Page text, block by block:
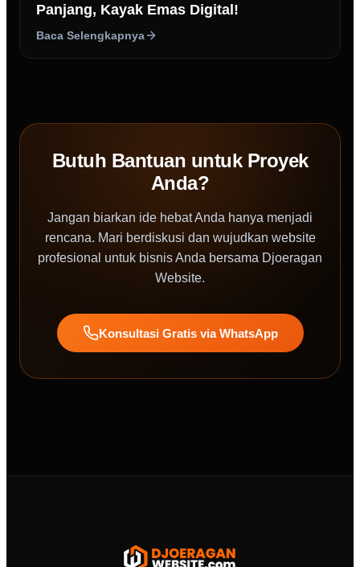
Panjang, Kayak Emas Digital!
Baca Selengkapnya
Butuh Bantuan untuk Proyek
Anda?
Jangan biarkan ide hebat Anda hanya menjadi
rencana. Mari berdiskusi dan wujudkan website
profesional untuk bisnis Anda bersama Djoeragan
Website.
Konsultasi Gratis via WhatsApp